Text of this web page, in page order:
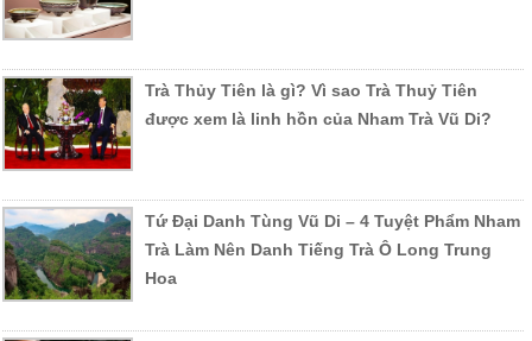
Trà Thủy Tiên là gì? Vì sao Trà Thuỷ Tiên
được xem là linh hồn của Nham Trà Vũ Di?
Tứ Đại Danh Tùng Vũ Di – 4 Tuyệt Phẩm Nham
Trà Làm Nên Danh Tiếng Trà Ô Long Trung
Hoa